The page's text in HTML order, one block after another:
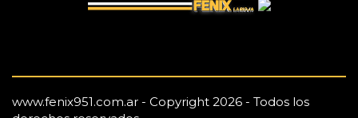
www.fenix951.com.ar - Copyright 2026 - Todos los